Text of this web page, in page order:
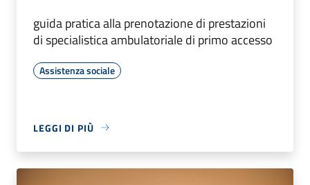
guida pratica alla prenotazione di prestazioni
di specialistica ambulatoriale di primo accesso
Assistenza sociale
LEGGI DI PIÙ